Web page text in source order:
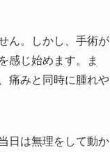
ん。しかし、手術が
感じ始めます。ま
痛みと同時に腫れや
日は無理をして動か